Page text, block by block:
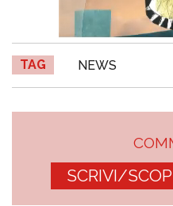
TAG NEWS
SCRIVI/